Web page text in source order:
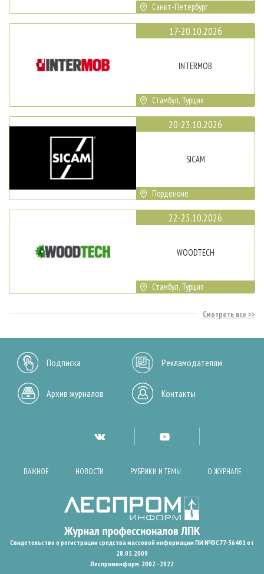
Санкт-Петербург
17-20.10.2026
INTERMOB
Стамбул, Турция
20-23.10.2026
SICAM
Порденоне
22-25.10.2026
WOODTECH
Стамбул, Турция
Смотреть все
Подписка Рекламодателям
Архив журналов Контакты
ВАЖНОЕ НОВОСТИ РУБРИКИ И ТЕМЫ О ЖУРНАЛЕ
Свидетельство о регистрации средства массовой информации ПИ №ФС77-36401 от
28.05.2009
Леспроминформ. 2002 - 2022